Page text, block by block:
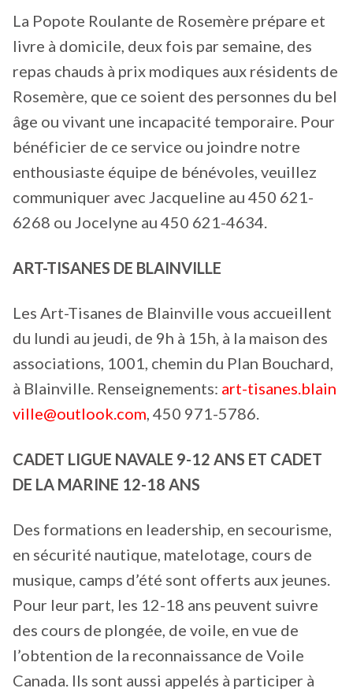
La Popote Roulante de Rosemère prépare et
livre à domicile, deux fois par semaine, des
repas chauds à prix modiques aux résidents de
Rosemère, que ce soient des personnes du bel
âge ou vivant une incapacité temporaire. Pour
bénéficier de ce service ou joindre notre
enthousiaste équipe de bénévoles, veuillez
communiquer avec Jacqueline au 450 621-
6268 ou Jocelyne au 450 621-4634.
ART-TISANES DE BLAINVILLE
Les Art-Tisanes de Blainville vous accueillent
du lundi au jeudi, de 9h à 15h, à la maison des
associations, 1001, chemin du Plan Bouchard,
à Blainville. Renseignements: art-tisanes.blain
ville@outlook.com, 450 971-5786.
CADET LIGUE NAVALE 9-12 ANS ET CADET
DE LA MARINE 12-18 ANS
Des formations en leadership, en secourisme,
en sécurité nautique, matelotage, cours de
musique, camps d’été sont offerts aux jeunes.
Pour leur part, les 12-18 ans peuvent suivre
des cours de plongée, de voile, en vue de
l’obtention de la reconnaissance de Voile
Canada. Ils sont aussi appelés à participer à